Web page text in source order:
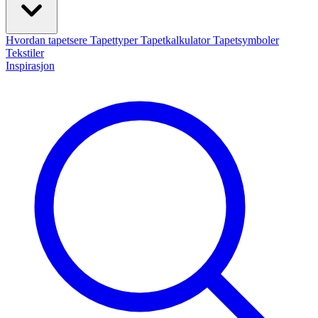
Hvordan tapetsere TapettyperTapetkalkulatorTapetsymboler
Tekstiler
Inspirasjon